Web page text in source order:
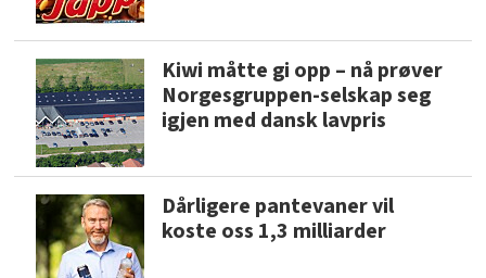
Kiwi måtte gi opp – nå prøver
Norgesgruppen-selskap seg
igjen med dansk lavpris
Dårligere pantevaner vil
koste oss 1,3 milliarder